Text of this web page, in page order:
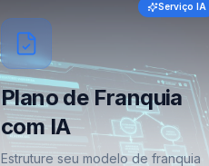
Serviço IA
Plano de Franquia
com IA
Estruture seu modelo de franquia